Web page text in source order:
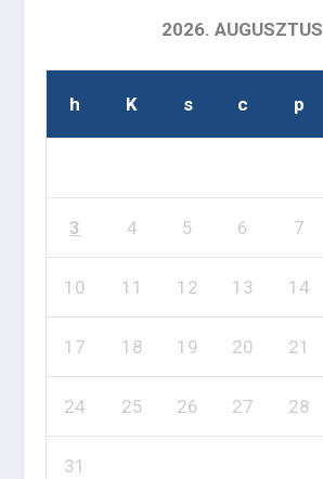
2026. AUGUSZTUS
h K s c p
3 4 5 6 7
10 11 12 13 14
17 18 19 20 21
24 25 26 27 28
31